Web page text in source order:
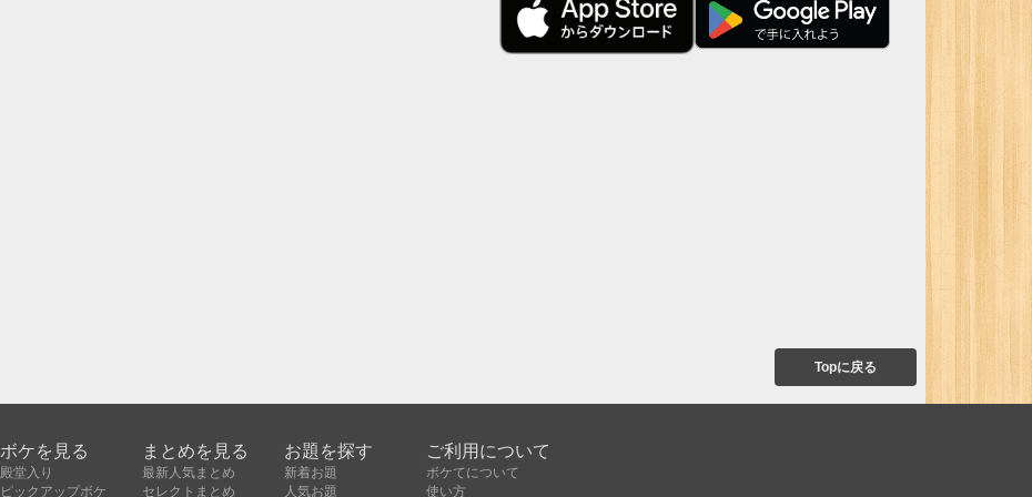
Topに戻る
ボケを見る
殿堂入り
ピックアップボケ
まとめを見る
最新人気まとめ
セレクトまとめ
お題を探す
新着お題
人気お題
ご利用について
ボケてについて
使い方